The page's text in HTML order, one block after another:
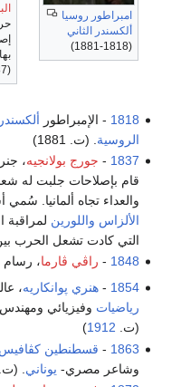
البولانجيةكانت
حركة سياسية
إصلاحية غوغائية قام
بها جورج بولانجيه
1906).
ألكسندر الثاني، إمبراطور
بولانجيه، جنرال وسياسي
جلبت له شعبية كبيرة. إلا أن
ألمانيا. سُمي أسلوبهبالبولانجية.
لمراقبة الأوضاع مما تسبب
الحرب بين فرنسا وألمانيا. (ت.
ڤارما ، رسام هندي (+ 1906 )
پوانكاريه، عالم
ومهندسفرنسي
كڤافيس ، صحفي
يوناني. (ت. 1933)